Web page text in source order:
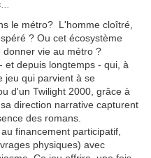
le métro? L'homme cloîtré,
? Ou cet écosystème
donner vie au métro ?
et depuis longtemps - qui, à
jeu qui parvient à se
d'un Twilight 2000, grâce à
direction narrative capturent
des romans.
financement participatif,
physiques) avec